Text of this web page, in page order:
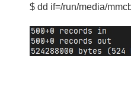
$ dd if=/run/media/